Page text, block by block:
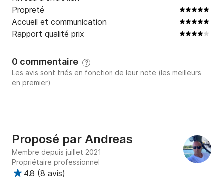
Propreté
Accueil et communication
Rapport qualité prix
0 commentaire ?
Les avis sont triés en fonction de leur note (les meilleurs
en premier)
Proposé par Andreas
Membre depuis juillet 2021
Propriétaire professionnel
4.8 (8 avis)